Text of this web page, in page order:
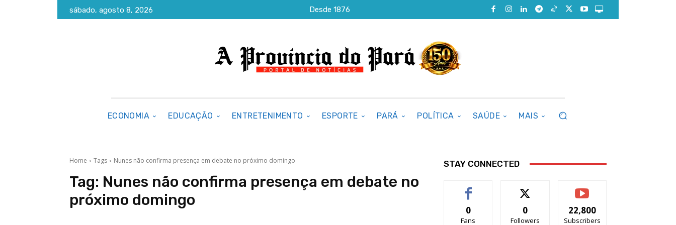
sábado, agosto 8, 2026 Desde 1876
ECONOMIA EDUCAÇÃO ENTRETENIMENTO ESPORTE PARÁ POLÍTICA SAÚDE MAIS
Home Tags Nunes não confirma presença em debate no próximo domingo
Tag: Nunes não confirma presença em debate no
próximo domingo
STAY CONNECTED
0
Fans
0
Followers
22,800
Subscribers